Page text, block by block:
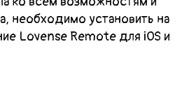
необходимо установить на
Lovense Remote для iOS и